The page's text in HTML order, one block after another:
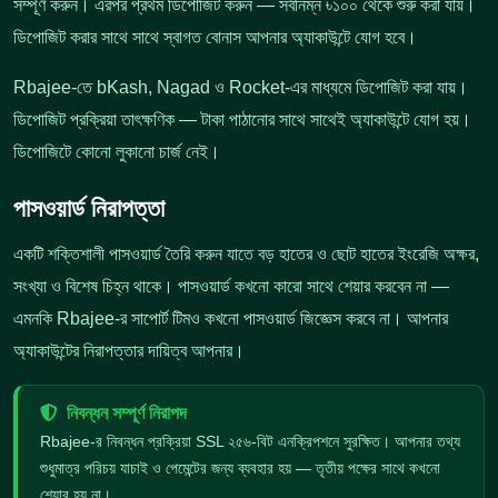
সম্পূর্ণ করুন। এরপর প্রথম ডিপোজিট করুন — সর্বনিম্ন ৳১০০ থেকে শুরু করা যায়।
ডিপোজিট করার সাথে সাথে স্বাগত বোনাস আপনার অ্যাকাউন্টে যোগ হবে।
Rbajee-তে bKash, Nagad ও Rocket-এর মাধ্যমে ডিপোজিট করা যায়।
ডিপোজিট প্রক্রিয়া তাৎক্ষণিক — টাকা পাঠানোর সাথে সাথেই অ্যাকাউন্টে যোগ হয়।
ডিপোজিটে কোনো লুকানো চার্জ নেই।
পাসওয়ার্ড নিরাপত্তা
একটি শক্তিশালী পাসওয়ার্ড তৈরি করুন যাতে বড় হাতের ও ছোট হাতের ইংরেজি অক্ষর,
সংখ্যা ও বিশেষ চিহ্ন থাকে। পাসওয়ার্ড কখনো কারো সাথে শেয়ার করবেন না —
এমনকি Rbajee-র সাপোর্ট টিমও কখনো পাসওয়ার্ড জিজ্ঞেস করবে না। আপনার
অ্যাকাউন্টের নিরাপত্তার দায়িত্ব আপনার।
নিবন্ধন সম্পূর্ণ নিরাপদ
Rbajee-র নিবন্ধন প্রক্রিয়া SSL ২৫৬-বিট এনক্রিপশনে সুরক্ষিত। আপনার তথ্য
শুধুমাত্র পরিচয় যাচাই ও পেমেন্টের জন্য ব্যবহার হয় — তৃতীয় পক্ষের সাথে কখনো